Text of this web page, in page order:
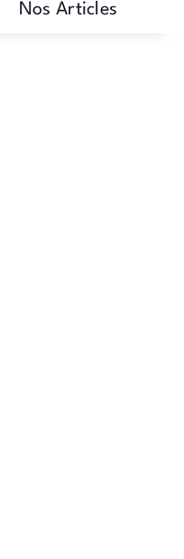
Nos Articles